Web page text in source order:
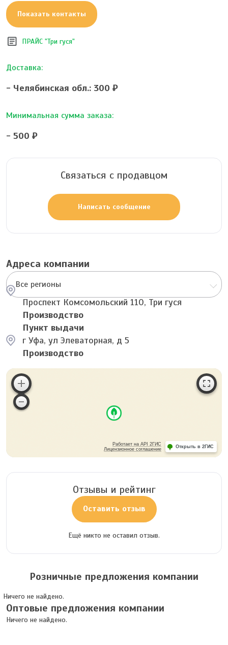
Показать контакты
article ПРАЙС "Три гуся"
Доставка:
- Челябинская обл.: 300 ₽
Минимальная сумма заказа:
- 500 ₽
Связаться с продавцом
Написать сообщение
Адреса компании
Все регионы
Проспект Комсомольский 110, Три гуся
Производство
Пункт выдачи
г Уфа, ул Элеваторная, д 5
Производство
Работает на API 2ГИС
Лицензионное соглашение
Открыть в 2ГИС
Отзывы и рейтинг
Оставить отзыв
Ещё никто не оставил отзыв.
Розничные предложения компании
Ничего не найдено.
Оптовые предложения компании
Ничего не найдено.